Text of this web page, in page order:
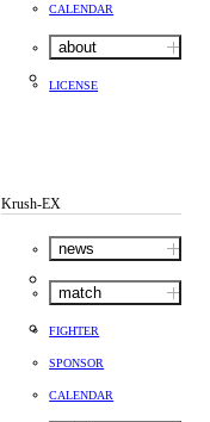
CALENDAR
about
LICENSE
Krush-EX
news
match
FIGHTER
SPONSOR
CALENDAR